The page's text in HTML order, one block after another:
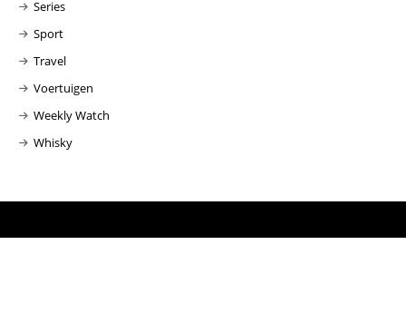
Series
Sport
Travel
Voertuigen
Weekly Watch
Whisky